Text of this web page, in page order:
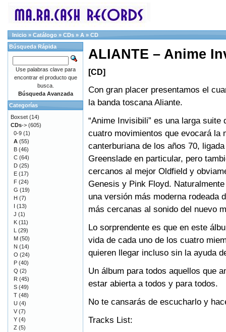
Inicio » Catálogo » CDs » A » CD
ALIANTE – Anime
[CD]
Con gran placer presentamos el
la banda toscana Aliante.
“Anime Invisibili” es una larga suite
cuatro movimientos que evocará la
canterburiana de los años 70,
Greenslade en particular, pero
cercanos al mejor Oldfield y
Genesis y Pink Floyd.
una versión más moderna rodeada
más cercanas al sonido del nuevo
Lo sorprendente es que en este
vida de cada uno de los cuatro
quieren llegar incluso sin la ayuda
Un álbum para todos aquellos que
estar abierta a todos y para todos.
No te cansarás de escucharlo y
Tracks List:
Búsqueda Rápida
Use palabras clave para
encontrar el producto que
busca.
Búsqueda Avanzada
Categorías
Boxset (14)
CDs-> (605)
0-9 (1)
A (55)
B (46)
C (64)
D (25)
E (17)
F (24)
G (19)
H (7)
I (13)
J (1)
K (11)
L (29)
M (50)
N (14)
O (24)
P (40)
Q (2)
R (45)
S (49)
T (48)
U (4)
V (7)
Y (4)
Z (5)